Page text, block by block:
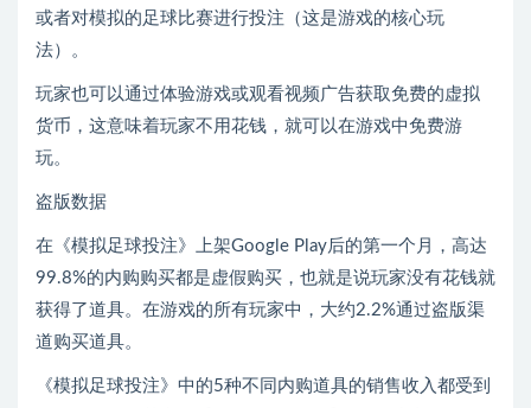
或者对模拟的足球比赛进行投注（这是游戏的核心玩
法）。
玩家也可以通过体验游戏或观看视频广告获取免费的虚拟
货币，这意味着玩家不用花钱，就可以在游戏中免费游
玩。
盗版数据
在《模拟足球投注》上架Google Play后的第一个月，高达
99.8%的内购购买都是虚假购买，也就是说玩家没有花钱就
获得了道具。在游戏的所有玩家中，大约2.2%通过盗版渠
道购买道具。
《模拟足球投注》中的5种不同内购道具的销售收入都受到